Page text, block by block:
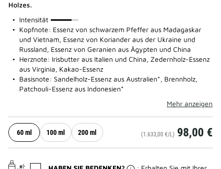
Holzes.
Intensität
75%
Kopfnote: Essenz von schwarzem Pfeffer aus Madagaskar
und Vietnam, Essenz von Koriander aus der Ukraine und
Russland, Essenz von Geranien aus Ägypten und China
Herznote: Irisbutter aus Italien und China, Zedernholz-Essenz
aus Virginia, Kakao-Essenz
Basisnote: Sandelholz-Essenz aus Australien*, Brennholz,
Patchouli-Essenz aus Indonesien*
Mehr anzeigen
60 ml 100 ml 200 ml (1.633,00 €/L) 98,00 €